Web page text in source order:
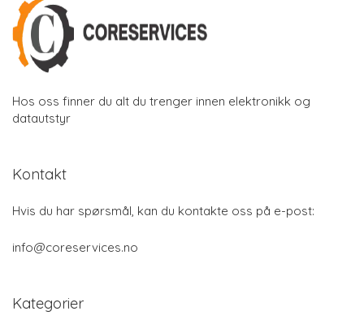
Hos oss finner du alt du trenger innen elektronikk og
datautstyr
Kontakt
Hvis du har spørsmål, kan du kontakte oss på e-post:
info@coreservices.no
Kategorier